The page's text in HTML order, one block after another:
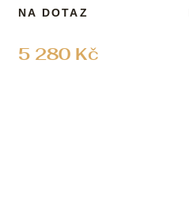
5 280 Kč
NA DOTAZ